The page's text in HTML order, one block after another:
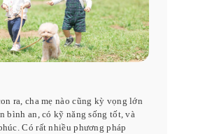
ra, cha mẹ nào cũng kỳ vọng lớn
bình an, có kỹ năng sống tốt, và
Có rất nhiều phương pháp